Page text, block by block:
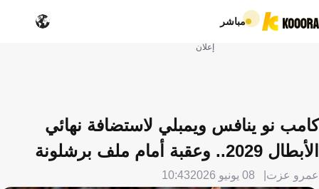
مباشر
إعلان
كامب نو ينافس ويمبلي لاستضافة نهائي
الأبطال 2029.. وعقبة أمام ملف برشلونة
عمرو عزت 08 يونيو 2026 10:43